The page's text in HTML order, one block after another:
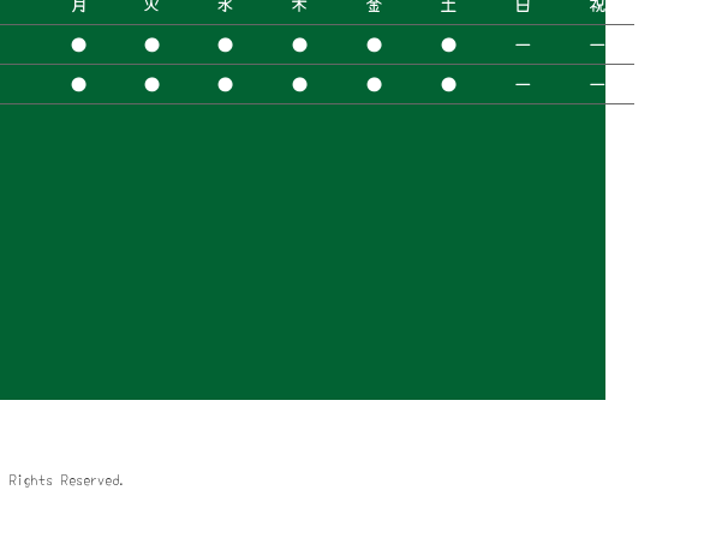
● ● ● ● ● ● ー
ー
● ● ● ● ● ● ー ー
Reserved.